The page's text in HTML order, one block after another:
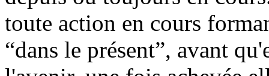
toute action en cours
“dans le présent”, avant